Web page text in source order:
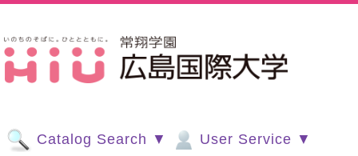
Catalog Search ▼ User Service ▼